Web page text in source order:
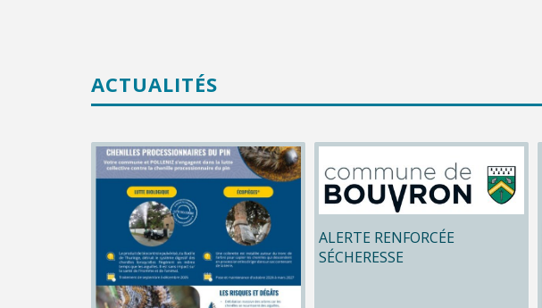
ACTUALITÉS
ALERTE RENFORCÉE
SÉCHERESSE